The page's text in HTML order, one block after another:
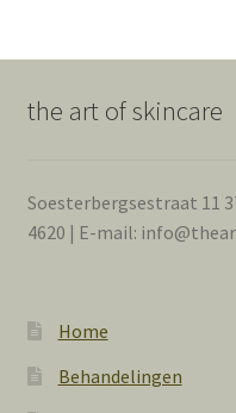
the art of skincare
Soesterbergsestraat 11
4620 | E-mail:
Home
Behandelingen